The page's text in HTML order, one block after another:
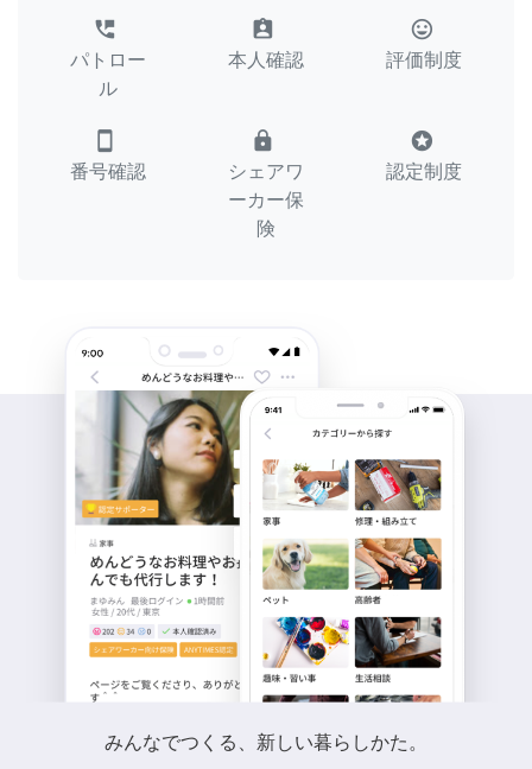
perm_phone_msg
パトロー
ル
assignment_ind
本人確認
tag_faces
評価制度
smartphone
番号確認
lock
シェアワ
ーカー保
険
stars
認定制度
みんなでつくる、新しい暮らしかた。